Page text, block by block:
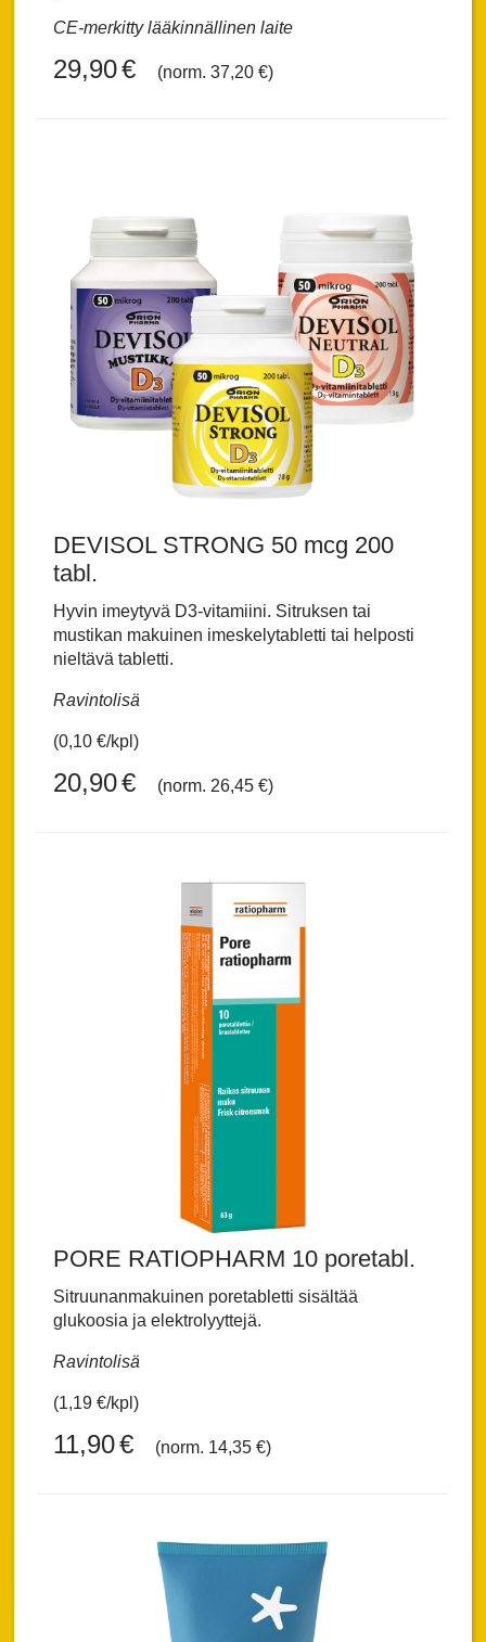
CE-merkitty lääkinnällinen laite
29,90€ (norm. 37,20 €)
DEVISOL STRONG 50 mcg 200
tabl.
Hyvin imeytyvä D3-vitamiini. Sitruksen tai
mustikan makuinen imeskelytabletti tai helposti
nieltävä tabletti.
Ravintolisä
(0,10 €/kpl)
20,90€ (norm. 26,45 €)
PORE RATIOPHARM 10 poretabl.
Sitruunanmakuinen poretabletti sisältää
glukoosia ja elektrolyyttejä.
Ravintolisä
(1,19 €/kpl)
11,90€ (norm. 14,35 €)